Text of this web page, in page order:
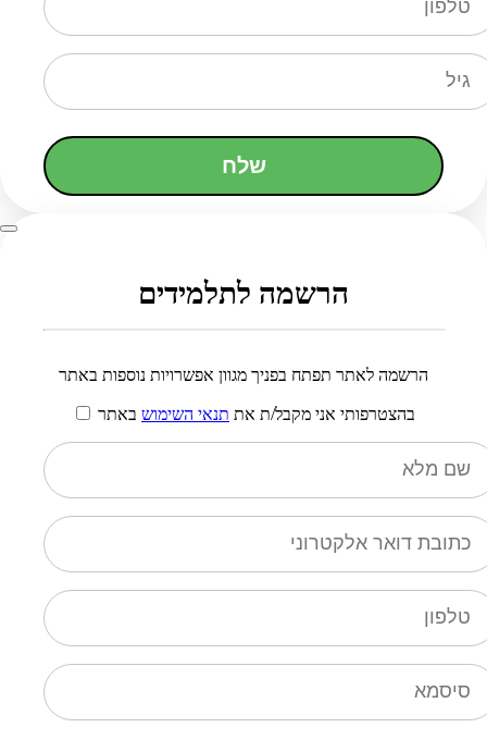
שלח
הרשמה לתלמידים
הרשמה לאתר תפתח בפניך מגוון אפשרויות נוספות באתר
בהצטרפותי אני מקבל/ת את תנאי השימוש באתר